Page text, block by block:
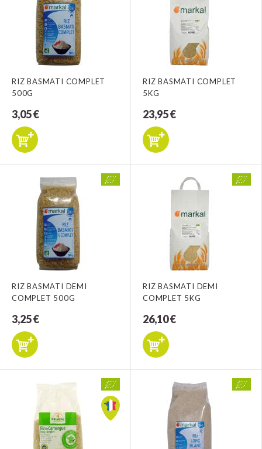
RIZ BASMATI COMPLET
500G
3,05 €
RIZ BASMATI COMPLET
5KG
23,95 €
RIZ BASMATI DEMI
COMPLET 500G
3,25 €
RIZ BASMATI DEMI
COMPLET 5KG
26,10 €